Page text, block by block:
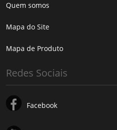
Quem somos
Mapa do Site
Mapa de Produto
Redes Sociais
Facebook